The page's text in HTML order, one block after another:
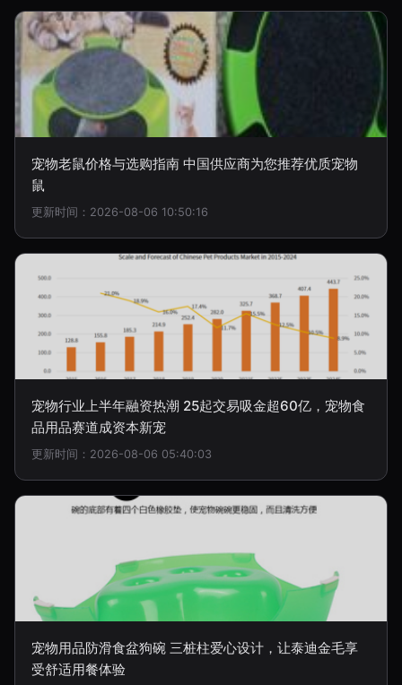
宠物老鼠价格与选购指南 中国供应商为您推荐优质宠物
鼠
更新时间：2026-08-06 10:50:16
宠物行业上半年融资热潮 25起交易吸金超60亿，宠物食
品用品赛道成资本新宠
更新时间：2026-08-06 05:40:03
宠物用品防滑食盆狗碗 三桩柱爱心设计，让泰迪金毛享
受舒适用餐体验